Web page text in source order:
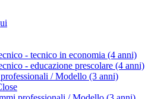
- tecnico in economia (4 anni)
- educazione prescolare (4 anni)
/ Modello (3 anni)